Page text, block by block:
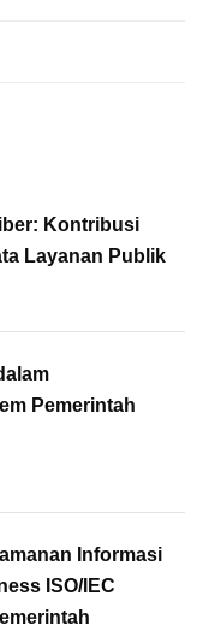
Kontribusi
Layanan Publik
Pemerintah
Informasi
ISO/IEC